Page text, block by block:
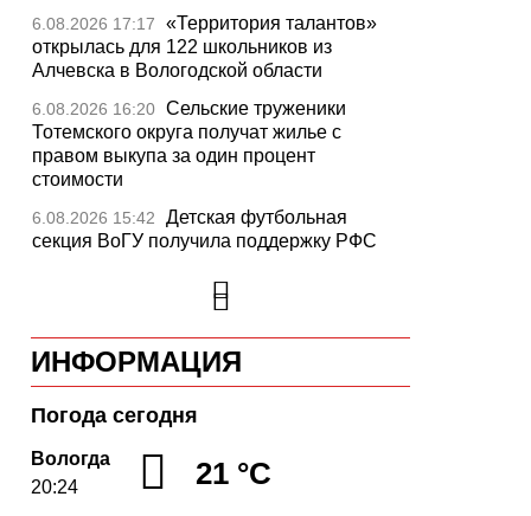
6.08.2026 17:17
«Территория талантов»
открылась для 122 школьников из
Алчевска в Вологодской области
6.08.2026 16:20 Сельские труженики
Тотемского округа получат жилье с
правом выкупа за один процент
стоимости
6.08.2026 15:42
Детская футбольная
секция ВоГУ получила поддержку РФС
Уникальный трейл и
силовые шоу приготовили округа
6.08.2026 14:31
Робот Макс на Госуслугах
поможет вологжанам оформить выплату
на первоклассника
6.08.2026 14:00
подтвердила курс на полное обеспечение
лесовосстановления семенным
ИНФОРМАЦИЯ
Погода сегодня
Вологда
20:24
21 °C